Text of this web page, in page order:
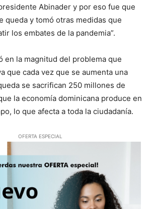
Abinader y por eso fue que
queda y tomó otras medidas que
los embates de la pandemia”.
en la magnitud del problema que
que cada vez que se aumenta una
se sacrifican 250 millones de
la economía dominicana produce en
lo que afecta a toda la ciudadanía.
OFERTA ESPECIAL